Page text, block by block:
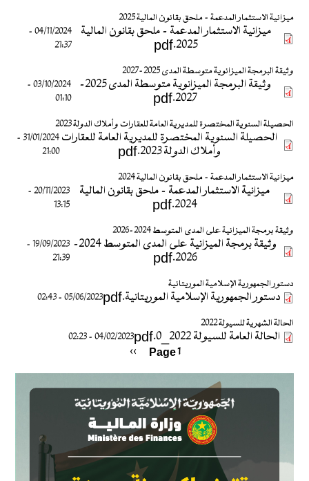
ميزانية الاستثمار المدعمة - ملحق بقانون المالية 2025
ميزانية الاستثمار المدعمة - ملحق بقانون المالية
2025.pdf
04/11/2024 -
21:37
وثيقة البرمجة الميزانوية متوسطة المدى 2025-2027
وثيقة البرمجة الميزانوية متوسطة المدى 2025-
2027.pdf
03/10/2024 -
01:10
الحصيلة السنوية المختصرة للمديرية العامة للعقارات وأملاك الدولة 2023
الحصيلة السنوية المختصرة للمديرية العامة للعقارات
وأملاك الدولة 2023.pdf
31/01/2024 -
21:00
ميزانية الاستثمار المدعمة - ملحق بقانون المالية 2024
ميزانية الاستثمار المدعمة - ملحق بقانون المالية
2024.pdf
20/11/2023 -
13:15
وثيقة برمجة الميزانية على المدى المتوسط 2024-2026
وثيقة برمجة الميزانية على المدى المتوسط 2024-
2026.pdf
19/09/2023 -
21:39
دستور الجمهورية الإسلامية الموريتانية
دستور الجمهورية الإسلامية الموريتانية.pdf 05/06/2023 - 02:43
الحالة الشهرية للسيولة 2022
الحالة العامة للسيولة 2022_0.pdf 04/02/2023 - 02:23
Page 1
الصفحة
››